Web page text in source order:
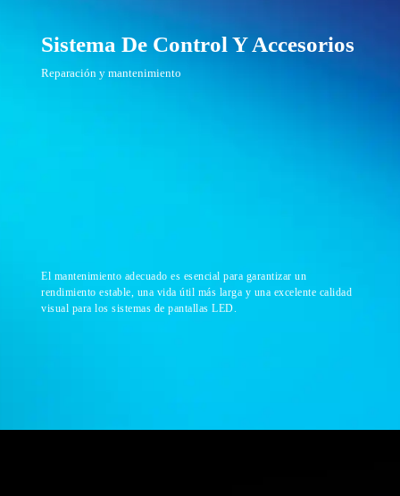
Sistema De Control Y Accesorios
Reparación y mantenimiento
El mantenimiento adecuado es esencial para garantizar un
rendimiento estable, una vida útil más larga y una excelente calidad
visual para los sistemas de pantallas LED.